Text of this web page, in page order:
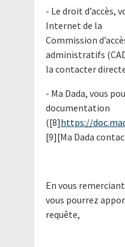
- Le droit d’accès,
Internet de la
Commission
administratifs
la contacter
- Ma Dada, vous
documentation
([8]https://
[9][Ma Dada
En vous
vous pourrez
requête,